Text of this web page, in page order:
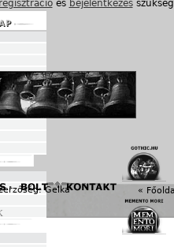
regisztrációés bejelentkezés
Gelka «